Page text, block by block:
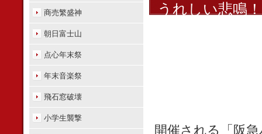
うれしい悲鳴！
開催される「阪
商売繁盛神
朝日富士山
点心年末祭
年末音楽祭
飛石窓破壊
小学生襲撃